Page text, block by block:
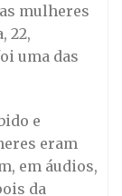
mulheres
22,
uma das
e
eram
em áudios,
da